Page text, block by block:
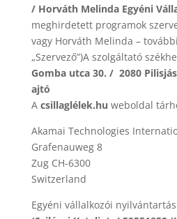
/ Horváth Melinda Egyéni
meghirdetett programok
vagy Horváth Melinda –
„Szervező”)A szolgáltató
Gomba utca 30. / 2080
ajtó
A csillaglélek.hu weboldal
Akamai Technologies
Grafenauweg 8
Zug CH-6300
Switzerland
Egyéni vállalkozói